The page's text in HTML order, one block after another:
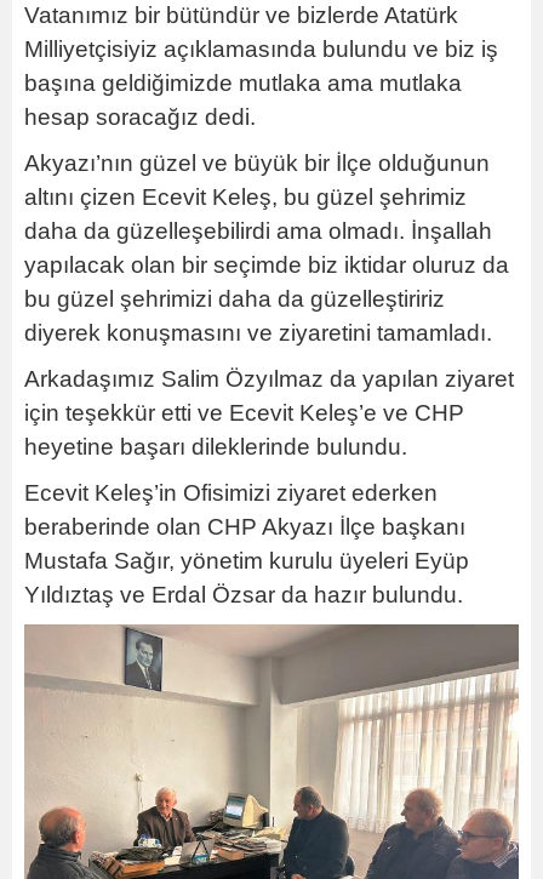
Vatanımız bir bütündür ve bizlerde Atatürk
Milliyetçisiyiz açıklamasında bulundu ve biz iş
başına geldiğimizde mutlaka ama mutlaka
hesap soracağız dedi.
Akyazı’nın güzel ve büyük bir İlçe olduğunun
altını çizen Ecevit Keleş, bu güzel şehrimiz
daha da güzelleşebilirdi ama olmadı. İnşallah
yapılacak olan bir seçimde biz iktidar oluruz da
bu güzel şehrimizi daha da güzelleştiririz
diyerek konuşmasını ve ziyaretini tamamladı.
Arkadaşımız Salim Özyılmaz da yapılan ziyaret
için teşekkür etti ve Ecevit Keleş’e ve CHP
heyetine başarı dileklerinde bulundu.
Ecevit Keleş’in Ofisimizi ziyaret ederken
beraberinde olan CHP Akyazı İlçe başkanı
Mustafa Sağır, yönetim kurulu üyeleri Eyüp
Yıldıztaş ve Erdal Özsar da hazır bulundu.